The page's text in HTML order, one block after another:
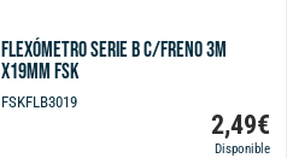
FLEXÓMETRO SERIE B C/FRENO 3M
X19MM FSK
FSKFLB3019
2,49€
Disponible